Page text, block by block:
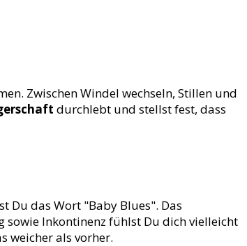
Zwischen Windel wechseln, Stillen und
durchlebt und stellst fest, dass
Du das Wort "Baby Blues". Das
sowie Inkontinenz fühlst Du dich vielleicht
weicher als vorher.